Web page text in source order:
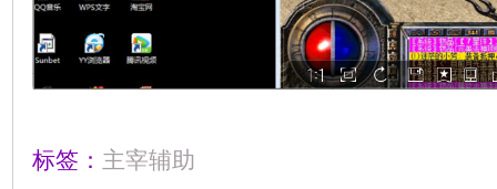
标签： 主宰辅助